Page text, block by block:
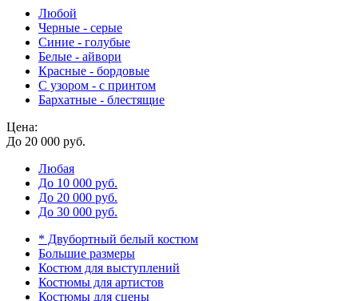
Любой
Черные - серые
Синие - голубые
Белые - айвори
Красные - бордовые
С узором - с принтом
Бархатные - блестящие
Цена:
До 20 000 руб.
Любая
До 10 000 руб.
До 20 000 руб.
До 30 000 руб.
* Двубортный белый костюм
Большие размеры
Костюм для выступлений
Костюмы для артистов
Костюмы для сцены